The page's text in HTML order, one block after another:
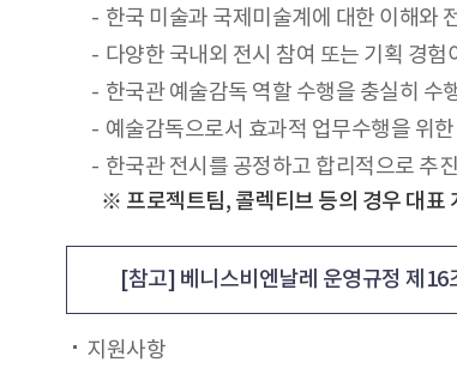
한국 미술과 국제미술계에 대한 이해와
다양한 국내외 전시 참여 또는 기획 경험
한국관 예술감독 역할 수행을 충실히 수
예술감독으로서 효과적 업무수행을 위
한국관 전시를 공정하고 합리적으로 추
※ 프로젝트팀, 콜렉티브 등의 경우 대표
[참고] 베니스비엔날레 운영규정 제
지원사항